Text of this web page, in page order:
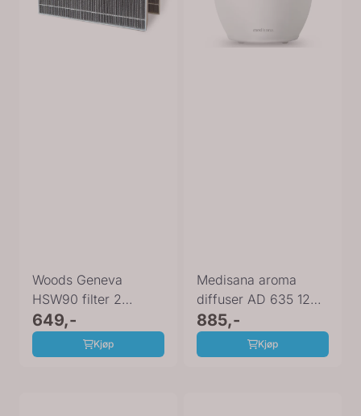
Woods Geneva
HSW90 filter 2
stk 8HSW90F
649,-
Kjøp
Medisana aroma
diffuser AD 635 12W
100ml 60085
885,-
Kjøp